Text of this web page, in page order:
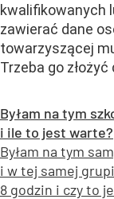
kwalifikowanych
zawierać dane
towarzyszącej
Trzeba go
Byłam na tym
i ile to jest warte?
Byłam na tym
i w tej samej
8 godzin i czy to